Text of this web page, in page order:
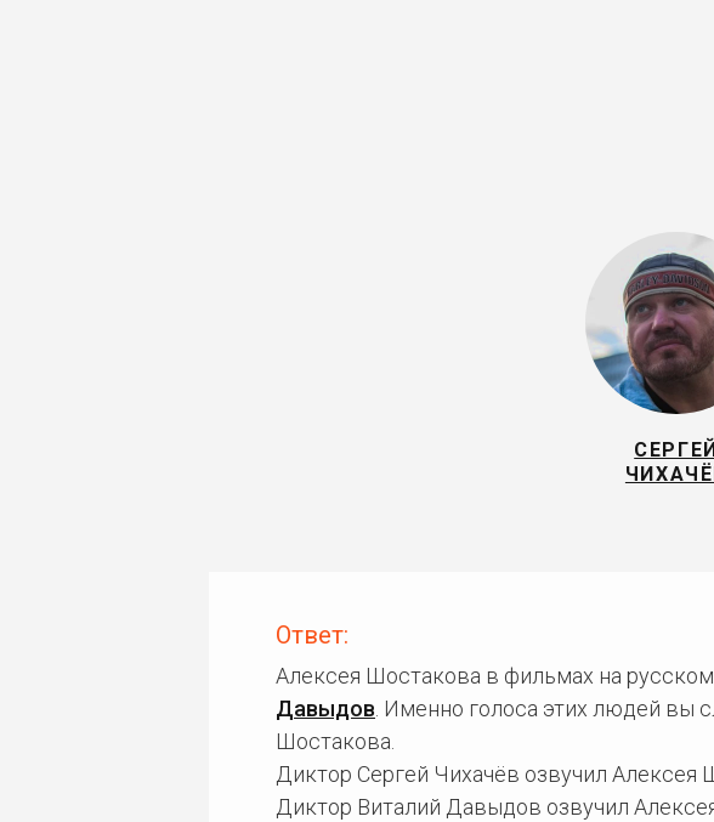
Ответ:
Алексея Шостакова в фильмах на
Давыдов . Именно голоса этих людей вы
Шостакова.
Диктор Сергей Чихачёв озвучил Алексея
Диктор Виталий Давыдов озвучил